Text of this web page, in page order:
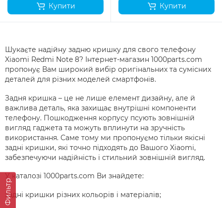
Фильтр
Купити Купити
Шукаєте надійну задню кришку для свого телефону
Xiaomi Redmi Note 8? Інтернет-магазин 1000parts.com
пропонує Вам широкий вибір оригінальних та сумісних
деталей для різних моделей смартфонів.
Задня кришка – це не лише елемент дизайну, але й
важлива деталь, яка захищає внутрішні компоненти
телефону. Пошкодження корпусу псують зовнішній
вигляд гаджета та можуть вплинути на зручність
використання. Саме тому ми пропонуємо тільки якісні
задні кришки, які точно підходять до Вашого Xiaomi,
забезпечуючи надійність і стильний зовнішній вигляд.
У каталозі 1000parts.com Ви знайдете:
задні кришки різних кольорів і матеріалів;